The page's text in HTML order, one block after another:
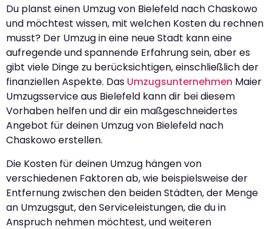
Du planst einen Umzug von Bielefeld nach Chaskowo
und möchtest wissen, mit welchen Kosten du rechnen
musst? Der Umzug in eine neue Stadt kann eine
aufregende und spannende Erfahrung sein, aber es
gibt viele Dinge zu berücksichtigen, einschließlich der
finanziellen Aspekte. Das Umzugsunternehmen Maier
Umzugsservice aus Bielefeld kann dir bei diesem
Vorhaben helfen und dir ein maßgeschneidertes
Angebot für deinen Umzug von Bielefeld nach
Chaskowo erstellen.
Die Kosten für deinen Umzug hängen von
verschiedenen Faktoren ab, wie beispielsweise der
Entfernung zwischen den beiden Städten, der Menge
an Umzugsgut, den Serviceleistungen, die du in
Anspruch nehmen möchtest, und weiteren